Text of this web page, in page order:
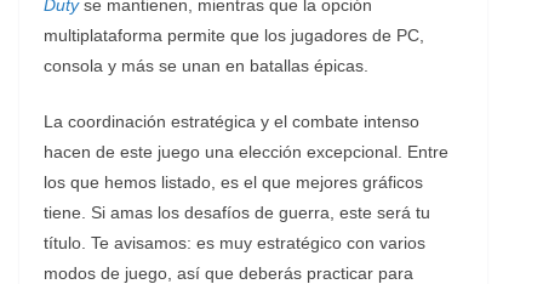
Dutyse mantienen, mientras que la opción
multiplataforma permite que los jugadores de PC,
consola y más se unan en batallas épicas.
La coordinación estratégica y el combate intenso
hacen de este juego una elección excepcional. Entre
los que hemos listado, es el que mejores gráficos
tiene. Si amas los desafíos de guerra, este será tu
título. Te avisamos: es muy estratégico con varios
modos de juego, así que deberás practicar para